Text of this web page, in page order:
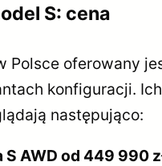
S: cena
Polsce oferowany
konfiguracji. Ich
następująco:
S AWD od 449 990